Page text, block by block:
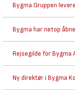
Bygma Gruppen
Bygma har netop
Rejsegilde for Bygma
Ny direktør i Bygma